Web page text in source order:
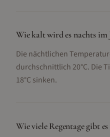
Wie kalt wird es nachts im
Die nächtlichen
durchschnittlich 20°C. Die
18°C sinken.
Wie viele Regentage gibt